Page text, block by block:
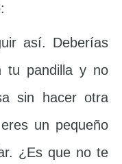
así. Deberías
tu pandilla y no
sin hacer otra
un pequeño
¿Es que no te